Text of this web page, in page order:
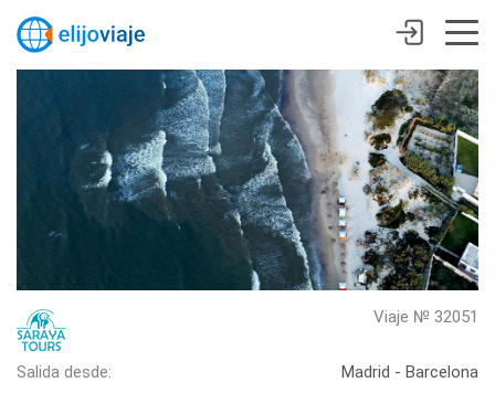
Viaje № 32051
Salida desde:
Madrid - Barcelona